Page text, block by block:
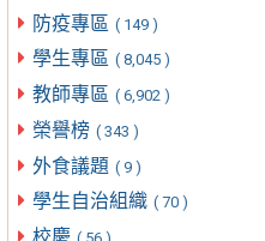
防疫專區 ( 149 )
學生專區 ( 8,045 )
教師專區 ( 6,902 )
榮譽榜 ( 343 )
外食議題 ( 9 )
學生自治組織 ( 70 )